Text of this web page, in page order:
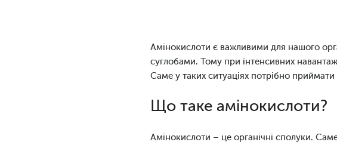
Амінокислоти є важливими для нашого
суглобами. Тому при інтенсивних
Саме у таких ситуаціях потрібно
Що таке амінокислоти?
Амінокислоти – це органічні сполуки.